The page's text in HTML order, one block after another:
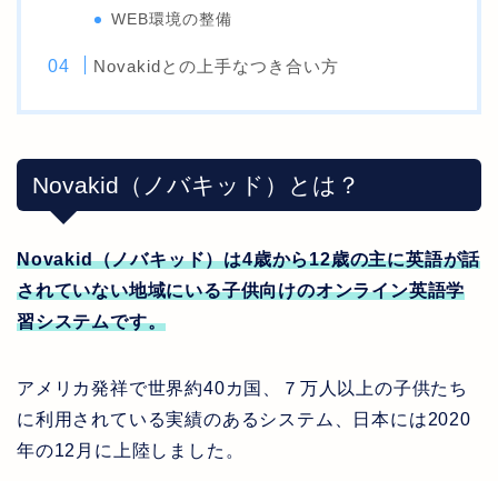
WEB環境の整備
Novakidとの上手なつき合い方
Novakid（ノバキッド）とは？
Novakid（ノバキッド）は4歳から12歳の主に英語が話
されていない地域にいる子供向けのオンライン英語学
習システムです。
アメリカ発祥で世界約40カ国、７万人以上の子供たち
に利用されている実績のあるシステム、
日本には2020
年の12 月に上陸しました。